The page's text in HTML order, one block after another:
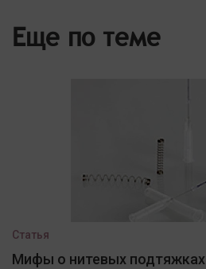
Еще по теме
Статья
Мифы о нитевых подтяжках